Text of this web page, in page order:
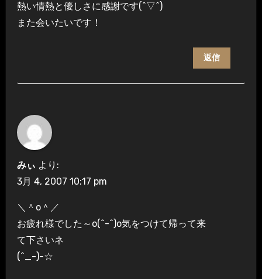
熱い情熱と優しさに感謝です(^▽^)
また会いたいです！
返信
みぃ より:
3月 4, 2007 10:17 pm
＼＾o＾／
お疲れ様でした～o(^-^)o気をつけて帰って来
て下さいネ
(^_-)-☆